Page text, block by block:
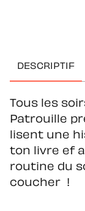
DESCRIPTIF
Tous les
Patrouille
lisent une
ton livre ef
routine du
coucher !